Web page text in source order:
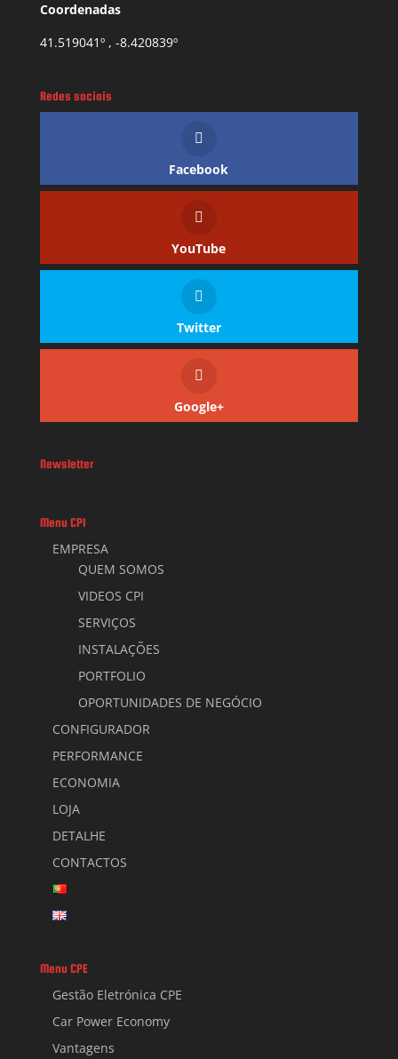
Coordenadas
41.519041º , -8.420839º
Redes sociais
Facebook
YouTube
Twitter
Google+
Newsletter
Menu CPI
EMPRESA
QUEM SOMOS
VIDEOS CPI
SERVIÇOS
INSTALAÇÕES
PORTFOLIO
OPORTUNIDADES DE NEGÓCIO
CONFIGURADOR
PERFORMANCE
ECONOMIA
LOJA
DETALHE
CONTACTOS
Menu CPE
Gestão Eletrónica CPE
Car Power Economy
Vantagens